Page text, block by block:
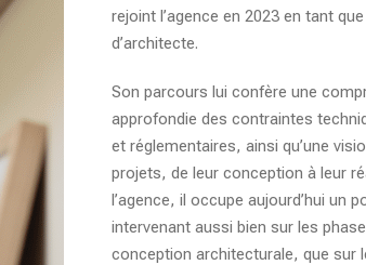
rejoint l’agence en 2023 en tant
d’architecte.
Son parcours lui confère une
approfondie des contraintes
et réglementaires, ainsi qu’une
projets, de leur conception à leur
l’agence, il occupe aujourd’hui un
intervenant aussi bien sur les
conception architecturale, que sur